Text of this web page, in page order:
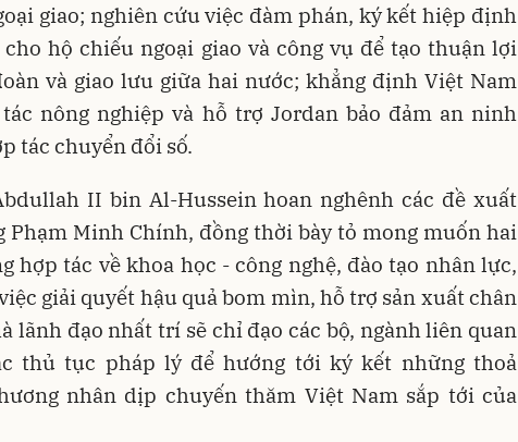
giao; nghiên cứu việc đàm phán, ký kết hiệp định
hộ chiếu ngoại giao và công vụ để tạo thuận lợi
và giao lưu giữa hai nước; khẳng định Việt Nam
nông nghiệp và hỗ trợ Jordan bảo đảm an ninh
tác chuyển đổi số.
II bin Al-Hussein hoan nghênh các đề xuất
Phạm Minh Chính, đồng thời bày tỏ mong muốn hai
hợp tác về khoa học - công nghệ, đào tạo nhân lực,
giải quyết hậu quả bom mìn, hỗ trợ sản xuất chân
lãnh đạo nhất trí sẽ chỉ đạo các bộ, ngành liên quan
thủ tục pháp lý để hướng tới ký kết những thoả
nhân dịp chuyến thăm Việt Nam sắp tới của